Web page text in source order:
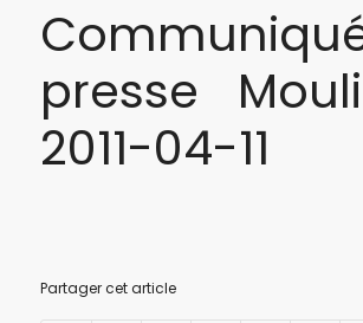
presse
2011-04-11
Partager cet article